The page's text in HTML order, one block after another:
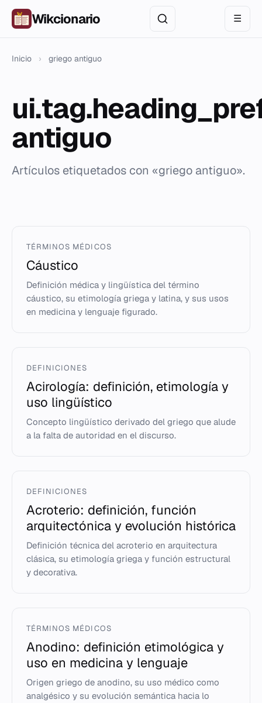
Wikcionario ☰
Inicio › griego antiguo
antiguo
Artículos etiquetados con «griego antiguo».
TÉRMINOS MÉDICOS
Cáustico
Definición médica y lingüística del término
cáustico, su etimología griega y latina, y sus usos
en medicina y lenguaje figurado.
DEFINICIONES
Acirología: definición, etimología y
uso lingüístico
Concepto lingüístico derivado del griego que alude
a la falta de autoridad en el discurso.
DEFINICIONES
Acroterio: definición, función
arquitectónica y evolución histórica
Definición técnica del acroterio en arquitectura
clásica, su etimología griega y función estructural
y decorativa.
TÉRMINOS MÉDICOS
Anodino: definición etimológica y
uso en medicina y lenguaje
Origen griego de anodino, su uso médico como
analgésico y su evolución semántica hacia lo